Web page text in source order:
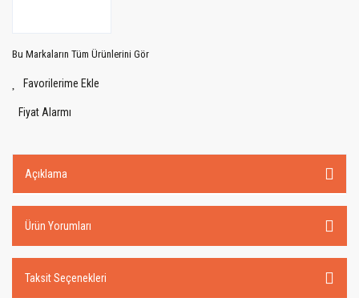
Bu Markaların Tüm Ürünlerini Gör
Fiyat Alarmı
Açıklama
Ürün Yorumları
Taksit Seçenekleri